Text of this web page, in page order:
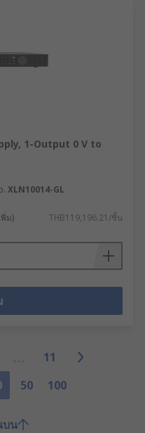
1-Output 0 V to
XLN10014-GL
ม) THB119,196.21/ชิ้น
11
50 100
บน